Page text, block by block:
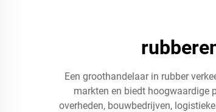
Een groothandelaar in rubber
markten en biedt hoogwaardige
overheden, bouwbedrijven,